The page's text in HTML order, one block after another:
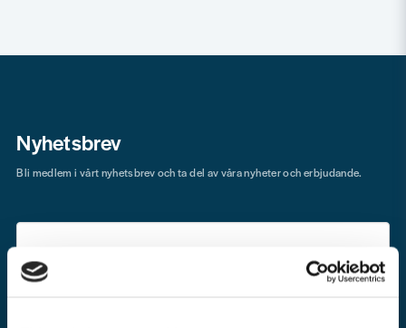
Nyhetsbrev
Mejladress
Bli medlem i vårt nyhetsbrev och ta del av våra nyheter och erbjudande.